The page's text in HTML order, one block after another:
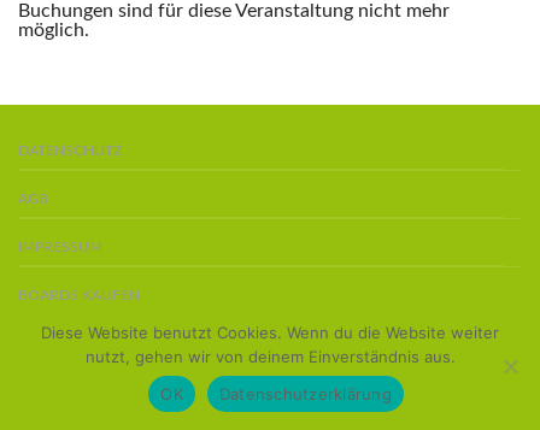
Buchungen sind für diese Veranstaltung nicht mehr
möglich.
DATENSCHUTZ
AGB
IMPRESSUM
BOARDS KAUFEN
Copyright 2016 ©Team Stand-Up-Paddler
Diese Website benutzt Cookies. Wenn du die Website weiter
nutzt, gehen wir von deinem Einverständnis aus.
OK
Datenschutzerklärung